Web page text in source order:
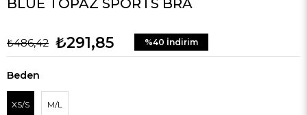
BLUE TOPAZ SPORTS BRA
₺486,42 ₺291,85 %40 İndirim
Beden
XS/S M/L